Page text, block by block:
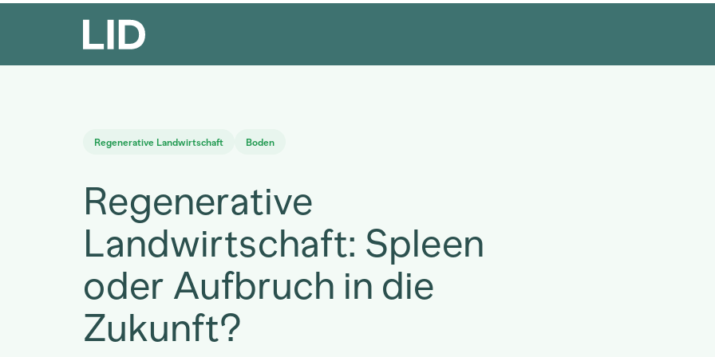
Regenerative Landwirtschaft Boden
Regenerative
Landwirtschaft: Spleen
oder Aufbruch in die
Zukunft?